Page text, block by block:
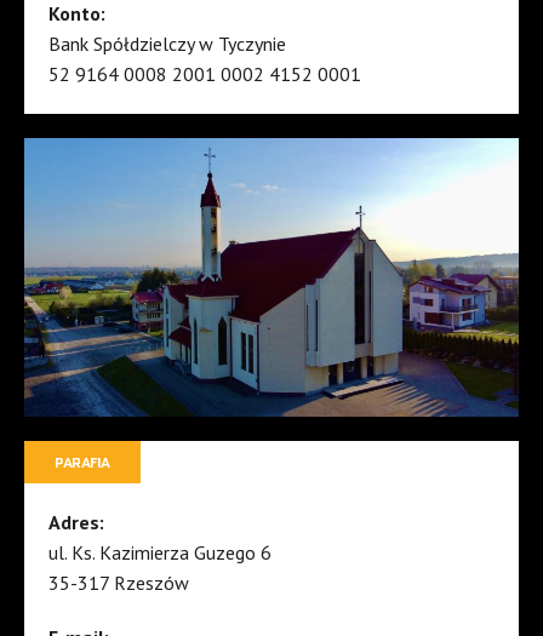
Konto:
Bank Spółdzielczy w Tyczynie
52 9164 0008 2001 0002 4152 0001
PARAFIA
Adres:
ul. Ks. Kazimierza Guzego 6
35-317 Rzeszów